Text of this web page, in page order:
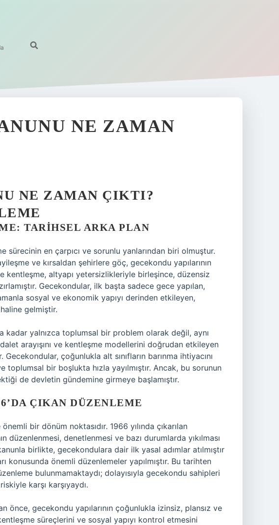
NE ZAMAN
NE ZAMAN ÇIKTI?
TARIHSEL ARKA PLAN
sürecinin en çarpıcı ve sorunlu yanlarından biri olmuştur.
ve kırsaldan şehirlere göç, gecekondu yapılarının
kentleşme, altyapı yetersizlikleriyle birleşince, düzensiz
Gecekondular, ilk başta sadece gece yapılan,
sosyal ve ekonomik yapıyı derinden etkileyen,
gelmiştir.
kadar yalnızca toplumsal bir problem olarak değil, aynı
arayışını ve kentleşme modellerini doğrudan etkileyen
çoğunlukla alt sınıfların barınma ihtiyacını
toplumsal bir boşlukta hızla yayılmıştır. Ancak, bu sorunun
de devletin gündemine girmeye başlamıştır.
ÇIKAN DÜZENLEME
bir dönüm noktasıdır. 1966 yılında çıkarılan
düzenlenmesi, denetlenmesi ve bazı durumlarda yıkılması
birlikte, gecekondulara dair ilk yasal adımlar atılmıştır
konusunda önemli düzenlemeler yapılmıştır. Bu tarihten
bulunmamaktaydı; dolayısıyla gecekondu sahipleri
karşı karşıyaydı.
önce, gecekondu yapılarının çoğunlukla izinsiz, plansız ve
süreçlerini ve sosyal yapıyı kontrol etmesini